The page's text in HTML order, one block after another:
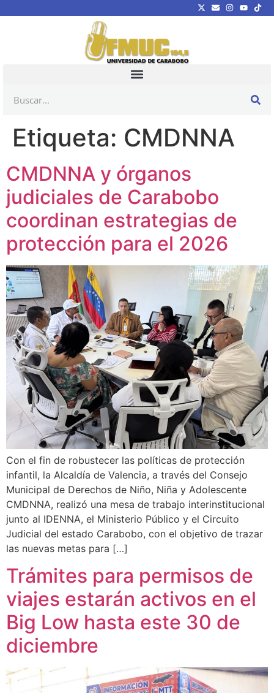
Etiqueta: CMDNNA
CMDNNA y órganos
judiciales de Carabobo
coordinan estrategias de
protección para el 2026
Con el fin de robustecer las políticas de protección
infantil, la Alcaldía de Valencia, a través del Consejo
Municipal de Derechos de Niño, Niña y Adolescente
CMDNNA, realizó una mesa de trabajo interinstitucional
junto al IDENNA, el Ministerio Público y el Circuito
Judicial del estado Carabobo, con el objetivo de trazar
las nuevas metas para […]
Trámites para permisos de
viajes estarán activos en el
Big Low hasta este 30 de
diciembre